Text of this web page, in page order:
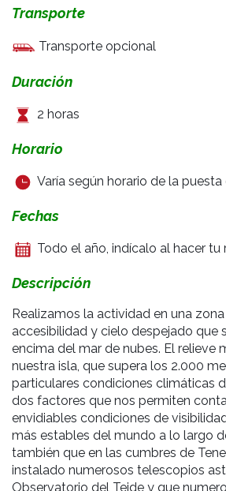
Transporte
Transporte opcional
Duración
2 horas
Horario
Varía según horario de la puesta
Fechas
Todo el año, indícalo al hacer tu
Descripción
Realizamos la actividad en una zona
accesibilidad y cielo despejado que
encima del mar de nubes. El relieve
nuestra isla, que supera los 2.000
particulares condiciones climáticas
dos factores que nos permiten
envidiables condiciones de
más estables del mundo a lo largo
también que en las cumbres de
instalado numerosos telescopios
Observatorio del Teide y que